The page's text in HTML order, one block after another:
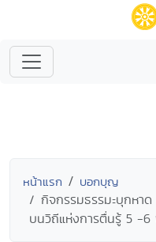
หน้าแรก บอกบุญ
กิจกรรมธรรมะบุกหา
บนวิถีแห่งการตื่นรู้ 5 -6